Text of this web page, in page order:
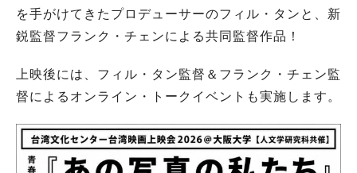
を手がけてきたプロデューサーのフィル・タンと、新
鋭監督フランク・チェンによる共同監督作品！
上映後には、フィル・タン監督＆フランク・チェン監
督によるオンライン・トークイベントも実施します。